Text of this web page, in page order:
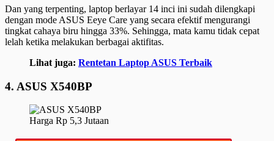
Dan yang terpenting, laptop berlayar 14 inci ini sudah dilengkapi
dengan mode ASUS Eeye Care yang secara efektif mengurangi
tingkat cahaya biru hingga 33%. Sehingga, mata kamu tidak cepat
lelah ketika melakukan berbagai aktifitas.
Lihat juga: Rentetan Laptop ASUS Terbaik
4. ASUS X540BP
Harga Rp 5,3 Jutaan